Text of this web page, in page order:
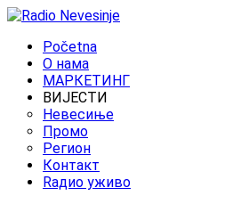
Početna
O нама
МАРКЕТИНГ
ВИЈЕСТИ
Невесиње
Промо
Регион
Контакт
Rадио уживо